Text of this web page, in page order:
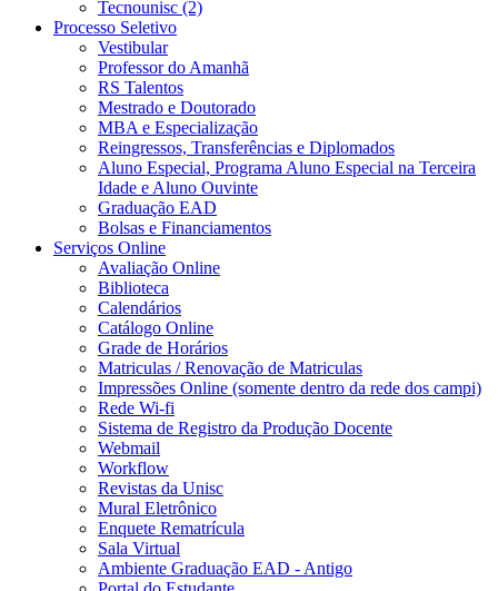
Tecnounisc (2)
Processo Seletivo
Vestibular
Professor do Amanhã
RS Talentos
Mestrado e Doutorado
MBA e Especialização
Reingressos, Transferências e Diplomados
Aluno Especial, Programa Aluno Especial na Terceira
Idade e Aluno Ouvinte
Graduação EAD
Bolsas e Financiamentos
Serviços Online
Avaliação Online
Biblioteca
Calendários
Catálogo Online
Grade de Horários
Matriculas / Renovação de Matriculas
Impressões Online (somente dentro da rede dos campi)
Rede Wi-fi
Sistema de Registro da Produção Docente
Webmail
Workflow
Revistas da Unisc
Mural Eletrônico
Enquete Rematrícula
Sala Virtual
Ambiente Graduação EAD - Antigo